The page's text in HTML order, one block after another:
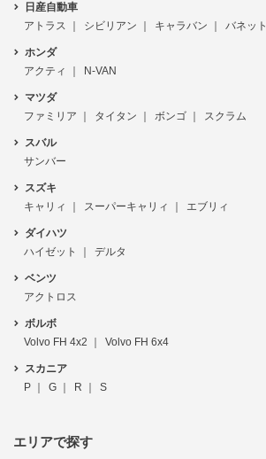
日産自動車
アトラス
シビリアン キャラバン バネット
ホンダ
アクティ
N-VAN
マツダ
ファミリア
タイタン ボンゴ スクラム
スバル
サンバー
スズキ
キャリィ
スーパーキャリィ エブリィ
ダイハツ
ハイゼット
デルタ
ベンツ
アクトロス
ボルボ
Volvo FH 4x2
Volvo FH 6x4
スカニア
P
G R S
エリアで探す